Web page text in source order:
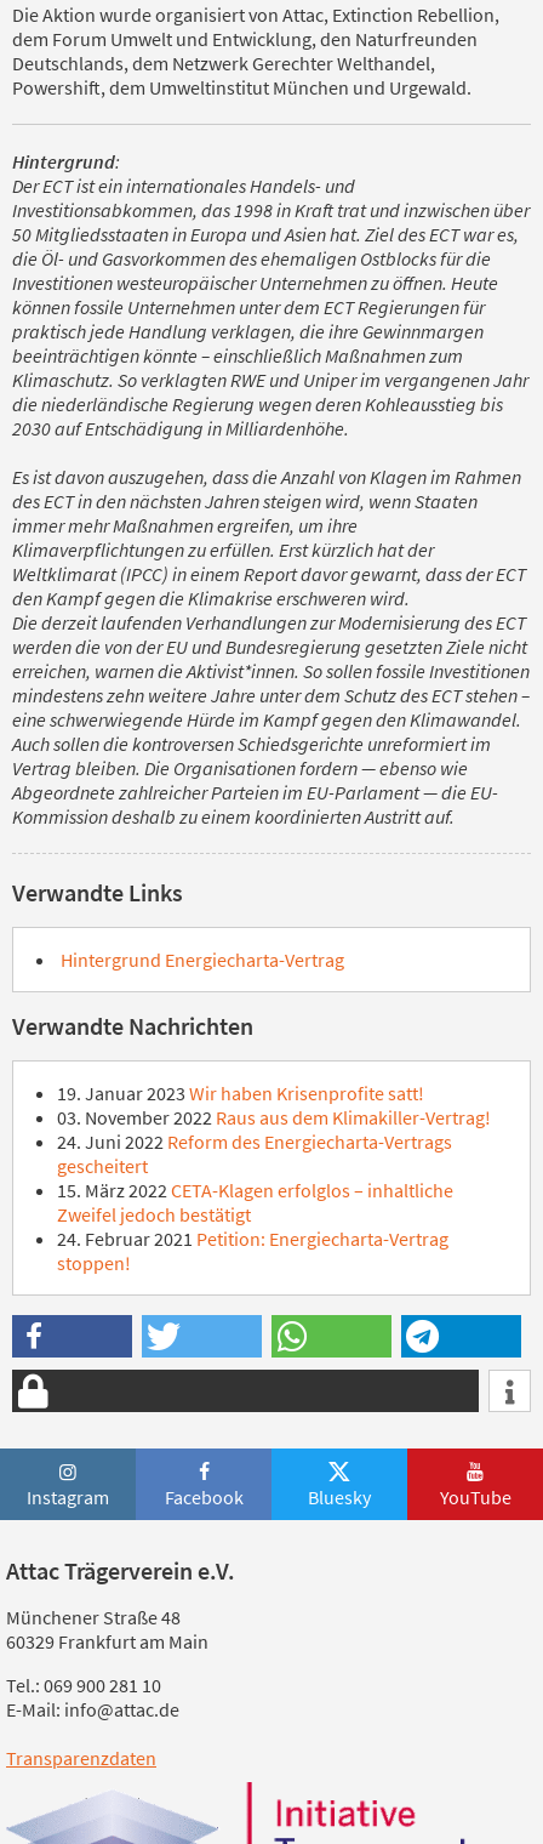
Die Aktion wurde organisiert von Attac, Extinction Rebellion,
dem Forum Umwelt und Entwicklung, den Naturfreunden
Deutschlands, dem Netzwerk Gerechter Welthandel,
Powershift, dem Umweltinstitut München und Urgewald.
Hintergrund:
Der ECT ist ein internationales Handels- und
Investitionsabkommen, das 1998 in Kraft trat und inzwischen über
50 Mitgliedsstaaten in Europa und Asien hat. Ziel des ECT war es,
die Öl- und Gasvorkommen des ehemaligen Ostblocks für die
Investitionen westeuropäischer Unternehmen zu öffnen. Heute
können fossile Unternehmen unter dem ECT Regierungen für
praktisch jede Handlung verklagen, die ihre Gewinnmargen
beeinträchtigen könnte – einschließlich Maßnahmen zum
Klimaschutz. So verklagten RWE und Uniper im vergangenen Jahr
die niederländische Regierung wegen deren Kohleausstieg bis
2030 auf Entschädigung in Milliardenhöhe.
Es ist davon auszugehen, dass die Anzahl von Klagen im Rahmen
des ECT in den nächsten Jahren steigen wird, wenn Staaten
immer mehr Maßnahmen ergreifen, um ihre
Klimaverpflichtungen zu erfüllen. Erst kürzlich hat der
Weltklimarat (IPCC) in einem Report davor gewarnt, dass der ECT
den Kampf gegen die Klimakrise erschweren wird.
Die derzeit laufenden Verhandlungen zur Modernisierung des ECT
werden die von der EU und Bundesregierung gesetzten Ziele nicht
erreichen, warnen die Aktivist*innen. So sollen fossile Investitionen
mindestens zehn weitere Jahre unter dem Schutz des ECT stehen –
eine schwerwiegende Hürde im Kampf gegen den Klimawandel.
Auch sollen die kontroversen Schiedsgerichte unreformiert im
Vertrag bleiben. Die Organisationen fordern — ebenso wie
Abgeordnete zahlreicher Parteien im EU-Parlament — die EU-
Kommission deshalb zu einem koordinierten Austritt auf.
Verwandte Links
Hintergrund Energiecharta-Vertrag
Verwandte Nachrichten
19. Januar 2023 Wir haben Krisenprofite satt!
03. November 2022 Raus aus dem Klimakiller-Vertrag!
24. Juni 2022 Reform des Energiecharta-Vertrags
gescheitert
15. März 2022 CETA-Klagen erfolglos – inhaltliche
Zweifel jedoch bestätigt
24. Februar 2021 Petition: Energiecharta-Vertrag
stoppen!
Instagram Facebook Bluesky YouTube
Attac Trägerverein e.V.
Münchener Straße 48
60329 Frankfurt am Main
Tel.: 069 900 281 10
E-Mail: info@attac.de
Transparenzdaten